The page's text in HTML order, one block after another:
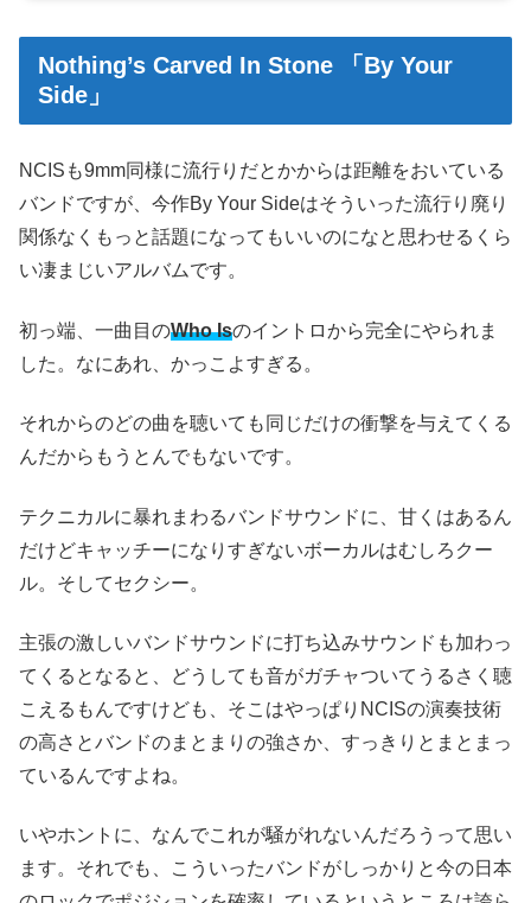
Nothing’s Carved In Stone 「By Your
Side」
NCISも9mm同様に流行りだとかからは距離をおいている
バンドですが、今作By Your Sideはそういった流行り廃り
関係なくもっと話題になってもいいのになと思わせるくら
い凄まじいアルバムです。
初っ端、一曲目のWho Isのイントロから完全にやられま
した。なにあれ、かっこよすぎる。
それからのどの曲を聴いても同じだけの衝撃を与えてくる
んだからもうとんでもないです。
テクニカルに暴れまわるバンドサウンドに、甘くはあるん
だけどキャッチーになりすぎないボーカルはむしろクー
ル。そしてセクシー。
主張の激しいバンドサウンドに打ち込みサウンドも加わっ
てくるとなると、どうしても音がガチャついてうるさく聴
こえるもんですけども、そこはやっぱりNCISの演奏技術
の高さとバンドのまとまりの強さか、すっきりとまとまっ
ているんですよね。
いやホントに、なんでこれが騒がれないんだろうって思い
ます。それでも、こういったバンドがしっかりと今の日本